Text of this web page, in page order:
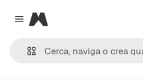
Close menu
Magnific